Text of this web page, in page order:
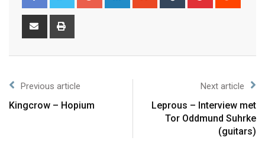
Previous article
Kingcrow – Hopium
Next article
Leprous – Interview met
Tor Oddmund Suhrke
(guitars)